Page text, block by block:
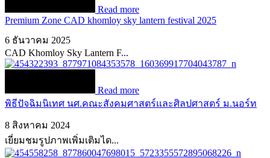
Read more
Premium Zone CAD khomloy sky lantern festival 2025
6 ธันวาคม 2025
CAD Khomloy Sky Lantern F...
Read more
พิธีปัจฉิมนิเทศ นศ.คณะสังคมศาสตร์และศิลปศาสตร์ ม.นอร์ท
8 สิงหาคม 2024
เยี่ยมชมรูปภาพเพิ่มเติมได...